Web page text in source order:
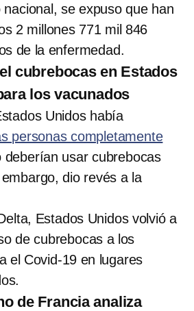
se expuso que han
2 millones 771 mil 846
de la enfermedad.
cubrebocas en Estados
los vacunados
Unidos había
personas completamente
deberían usar cubrebocas
dio revés a la
Estados Unidos volvió a
de cubrebocas a los
el Covid-19 en lugares
de Francia analiza